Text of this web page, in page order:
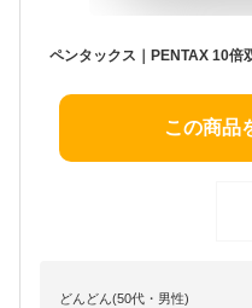
この商品
どんどん(50代・男性)